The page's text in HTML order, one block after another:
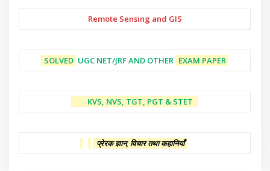
Remote Sensing and GIS
SOLVED UGC NET/JRF AND OTHER EXAM PAPER
KVS, NVS, TGT, PGT & STET
प्रेरक ज्ञान, विचार तथा कहानियाँ